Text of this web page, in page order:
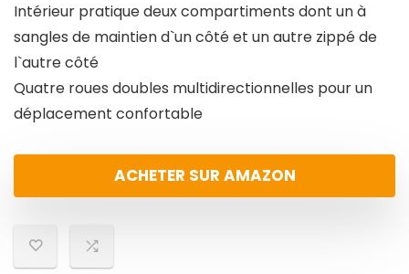
Intérieur pratique deux compartiments dont un à
sangles de maintien d`un côté et un autre zippé de
l`autre côté
Quatre roues doubles multidirectionnelles pour un
déplacement confortable
ACHETER SUR AMAZON